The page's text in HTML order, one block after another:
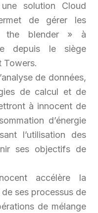
solution Cloud
de gérer les
the blender » à
depuis le siège
Towers.
de données,
de calcul et de
à innocent de
d’énergie
l’utilisation des
ses objectifs de
accélère la
ses processus de
de mélange